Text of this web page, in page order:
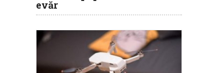
evăr